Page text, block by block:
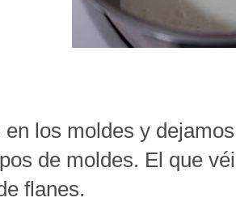
los moldes y
de moldes. El que
flanes.